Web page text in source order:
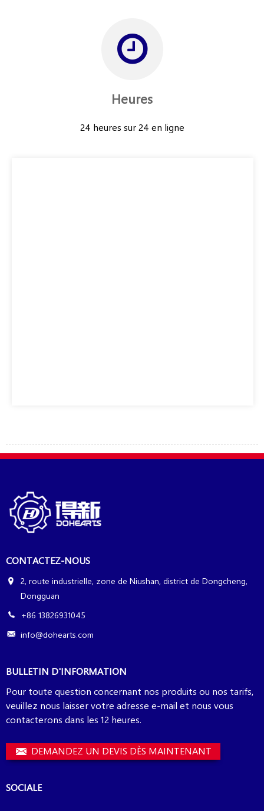
Heures
24 heures sur 24 en ligne
CONTACTEZ-NOUS
2, route industrielle, zone de Niushan, district de Dongcheng,
Dongguan
+86 13826931045
info@dohearts.com
BULLETIN D'INFORMATION
Pour toute question concernant nos produits ou nos tarifs,
veuillez nous laisser votre adresse e-mail et nous vous
contacterons dans les 12 heures.
DEMANDEZ UN DEVIS DÈS MAINTENANT
SOCIALE